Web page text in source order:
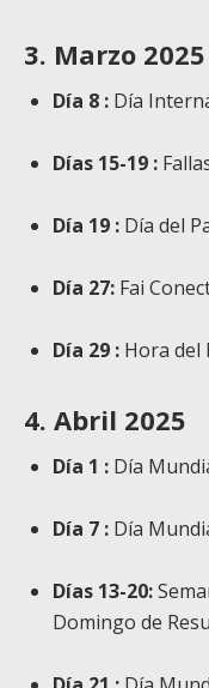
3. Marzo 2025
Día 8 : Día
Días 15-19 :
Día 19 : Día del
Día 27: Fai
Día 29 : Hora del
4. Abril 2025
Día 1 : Día
Día 7 : Día
Días 13-20:
Domingo de